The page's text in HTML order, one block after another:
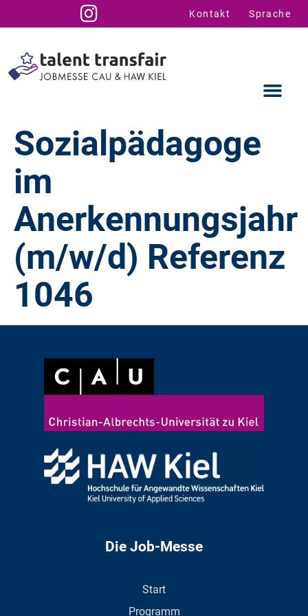
Kontakt Sprache
Sozialpädagoge
im
Anerkennungsjahr
(m/w/d) Referenz
1046
Die Job-Messe
Start
Programm